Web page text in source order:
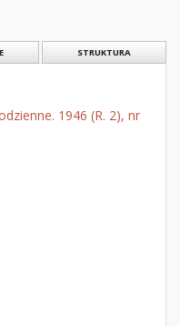
STRUKTURA
1946 (R. 2), nr